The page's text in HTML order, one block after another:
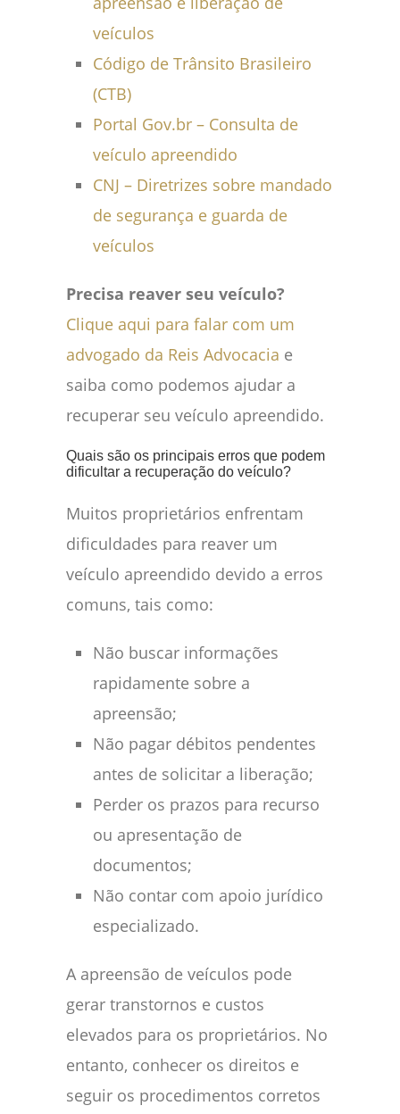
veículos
Código de Trânsito Brasileiro
(CTB)
Portal Gov.br – Consulta de
veículo apreendido
CNJ – Diretrizes sobre mandado
de segurança e guarda de
veículos
Precisa reaver seu veículo?
Clique aqui para falar com um
advogado da Reis Advocacia e
saiba como podemos ajudar a
recuperar seu veículo apreendido.
Quais são os principais erros que podem
dificultar a recuperação do veículo?
Muitos proprietários enfrentam
dificuldades para reaver um
veículo apreendido devido a erros
comuns, tais como:
Não buscar informações
rapidamente sobre a
apreensão;
Não pagar débitos pendentes
antes de solicitar a liberação;
Perder os prazos para recurso
ou apresentação de
documentos;
Não contar com apoio jurídico
especializado.
A apreensão de veículos pode
gerar transtornos e custos
elevados para os proprietários. No
entanto, conhecer os direitos e
seguir os procedimentos corretos